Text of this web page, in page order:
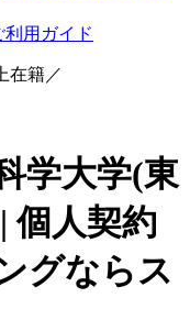
利用ガイド
在籍／
学大学(東
個人契約
グならス